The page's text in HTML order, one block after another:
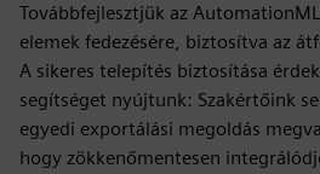
Továbbfejlesztjük az
elemek fedezésére, biztosítva az
A sikeres telepítés biztosítása
segítséget nyújtunk: Szakértőink
egyedi exportálási megoldás
hogy zökkenőmentesen